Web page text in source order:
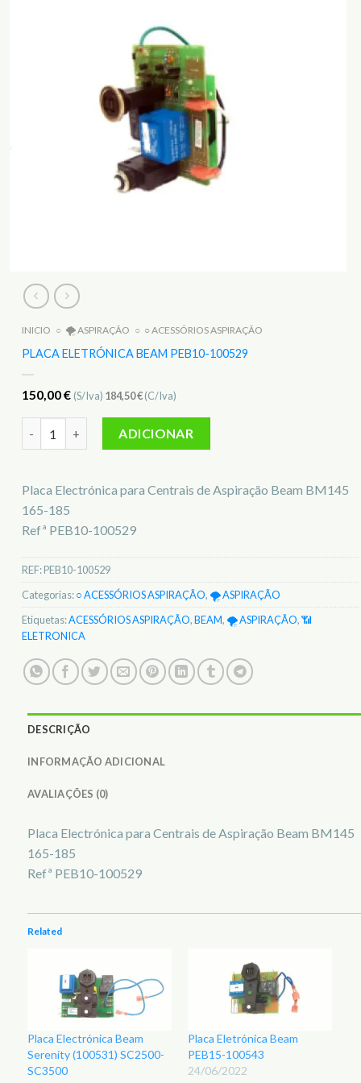
INICIO ○ 🌪️ ASPIRAÇÃO ○ ○ ACESSÓRIOS ASPIRAÇÃO
PLACA ELETRÓNICA BEAM PEB10-100529
150,00€ (S/Iva) 184,50€(C/Iva)
ADICIONAR
Placa Electrónica para Centrais de Aspiração Beam BM145
165-185
Refª PEB10-100529
REF:PEB10-100529
Categorias:○ ACESSÓRIOS ASPIRAÇÃO, 🌪️ ASPIRAÇÃO
Etiquetas:ACESSÓRIOS ASPIRAÇÃO,BEAM, 🌪️ ASPIRAÇÃO,📶
ELETRONICA
DESCRIÇÃO
INFORMAÇÃO ADICIONAL
AVALIAÇÕES (0)
Placa Electrónica para Centrais de Aspiração Beam BM145
165-185
Refª PEB10-100529
Related
Placa Electrónica Beam
Serenity (100531) SC2500-
SC3500
Placa Eletrónica Beam
PEB15-100543
24/06/2022